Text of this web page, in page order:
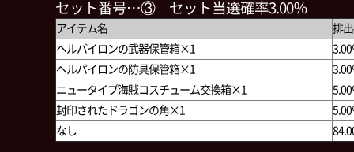
セット番号…③ セット当選確率3.00％
アイテム名
排
ヘルパイロンの武器保管箱×1
3.00
ヘルパイロンの防具保管箱×1
3.00
ニュータイプ海賊コスチューム交換箱×1
5.00
封印されたドラゴンの角×1
5.00
なし